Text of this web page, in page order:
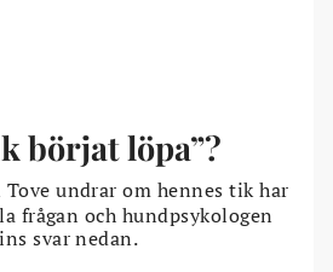
börjat löpa”?
undrar om hennes tik har
frågan och hundpsykologen
svar nedan.